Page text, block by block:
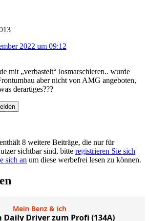
2022 um 09:12
mit „verbastelt“ losmarschieren.. wurde
aber nicht von AMG angeboten,
derartiges???
8 weitere Beiträge, die nur für
sichtbar sind, bitte registrieren Sie sich
sich an um diese werbefrei lesen zu können.